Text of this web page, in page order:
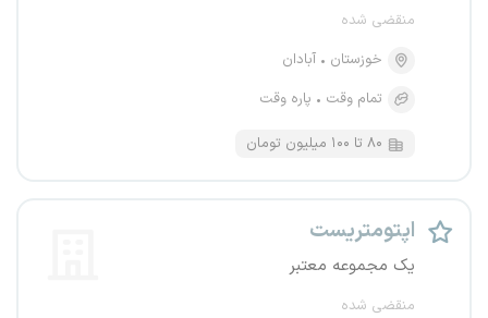
منقضی شده
خوزستان
آبادان
تمام وقت
پاره وقت
۸۰ تا ۱۰۰ میلیون تومان
اپتومتریست
یک مجموعه معتبر
منقضی شده